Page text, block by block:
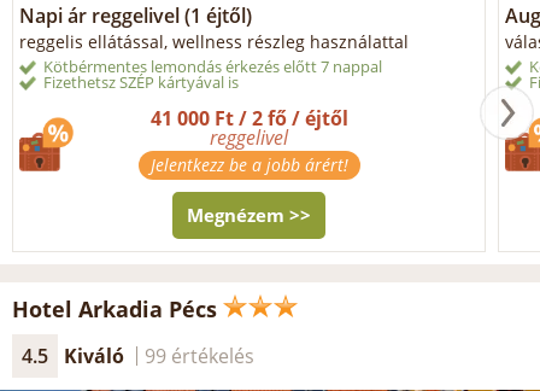
Napi ár reggelivel (1 éjtől)
reggelis ellátással, wellness részleg használattal
Kötbérmentes lemondás érkezés előtt 7 nappal
Fizethetsz SZÉP kártyával is
41 000 Ft / 2 fő / éjtől
reggelivel
Jelentkezz be a jobb árért!
Megnézem >>
Hotel Arkadia Pécs
4.5 Kiváló 99 értékelés